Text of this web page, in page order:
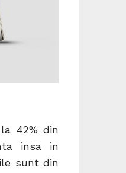
42% din
insa in
sunt din